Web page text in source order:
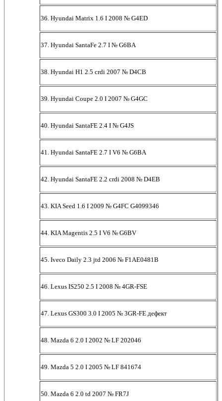
36. Hyundai Matrix 1.6 I 2008 № G4ED
37. Hyundai SantaFe 2.7 I № G6BA
38. Hyundai H1 2.5 crdi 2007 № D4CB
39. Hyundai Coupe 2.0 I 2007 № G4GC
40. Hyundai SantaFE 2.4 I № G4JS
41. Hyundai SantaFE 2.7 I V6 № G6BA
42. Hyundai SantaFE 2.2 crdi 2008 № D4EB
43. KIA Seed 1.6 I 2009 № G4FC G4099346
44. KIA Magentis 2.5 I V6 № G6BV
45. Iveco Daily 2.3 jtd 2006 № F1AE0481B
46. Lexus IS250 2.5 I 2008 № 4GR-FSE
47. Lexus GS300 3.0 I 2005 № 3GR-FE дефект
48. Mazda 6 2.0 I 2002 № LF 202046
49. Mazda 5 2.0 I 2005 № LF 841674
50. Mazda 6 2.0 td 2007 № FR7J